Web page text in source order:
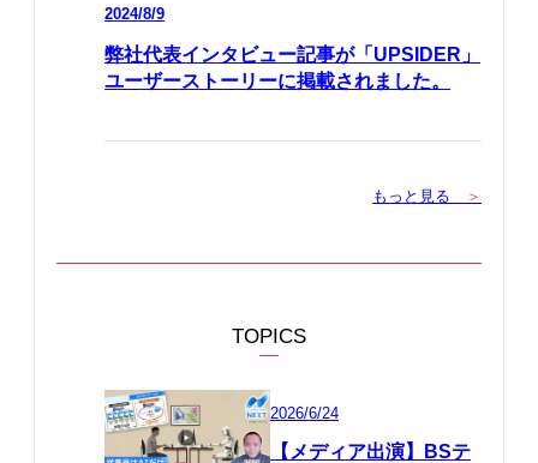
2024/8/9
弊社代表インタビュー記事が「UPSIDER」
ユーザーストーリーに掲載されました。
もっと見る ＞
TOPICS
2026/6/24
【メディア出演】BSテ